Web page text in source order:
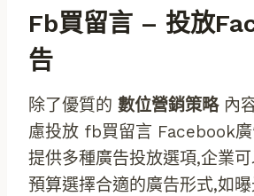
Fb買留言 – 投放
告
除了優質的 數位營銷策略內
慮投放 fb買留言 Facebook
提供多種廣告投放選項,企業
預算選擇合適的廣告形式,如